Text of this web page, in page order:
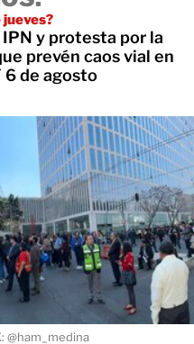
y protesta por la
prevén caos vial en
6 de agosto
@ham_medina